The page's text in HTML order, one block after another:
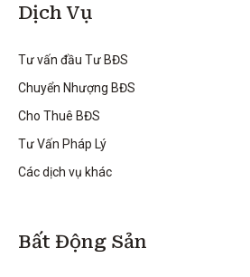
Dịch Vụ
Tư vấn đầu Tư BĐS
Chuyển Nhượng BĐS
Cho Thuê BĐS
Tư Vấn Pháp Lý
Các dịch vụ khác
Bất Động Sản